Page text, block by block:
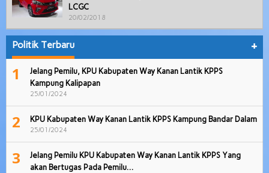
LCGC
20/02/2018
Politik Terbaru +
1
Jelang Pemilu, KPU Kabupaten Way Kanan Lantik KPPS
Kampung Kalipapan
25/01/2024
2 KPU Kabupaten Way Kanan Lantik KPPS Kampung Bandar Dalam
25/01/2024
3
Jelang Pemilu KPU Kabupaten Way Kanan Lantik KPPS Yang
akan Bertugas Pada Pemilu…